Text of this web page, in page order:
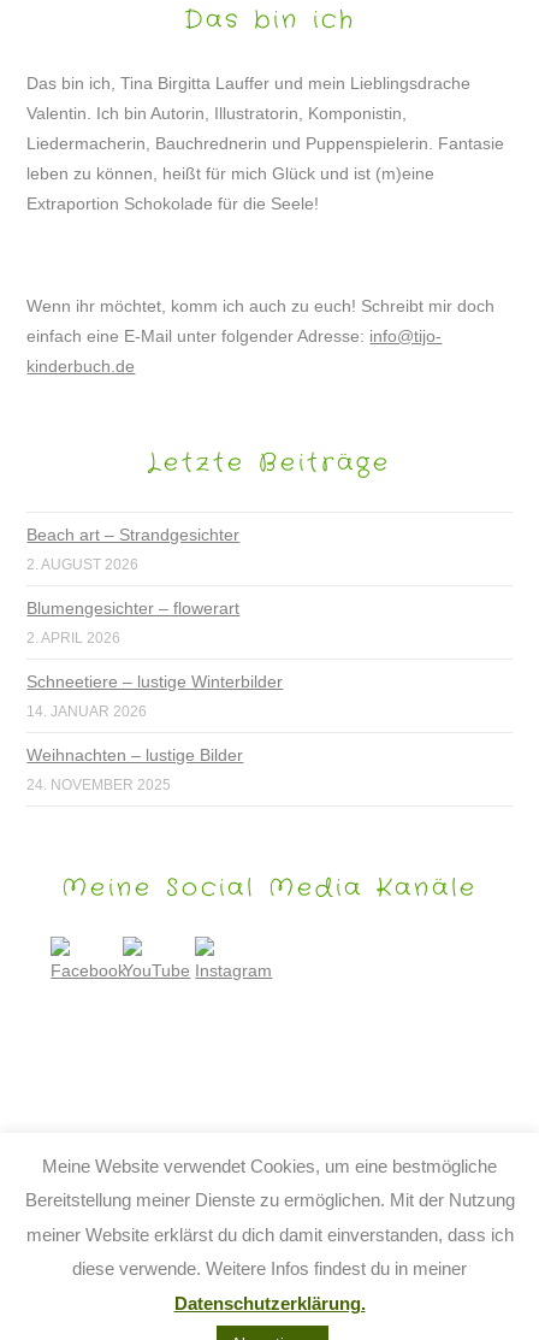
Das bin ich
Das bin ich, Tina Birgitta Lauffer und mein Lieblingsdrache
Valentin. Ich bin Autorin, Illustratorin, Komponistin,
Liedermacherin, Bauchrednerin und Puppenspielerin. Fantasie
leben zu können, heißt für mich Glück und ist (m)eine
Extraportion Schokolade für die Seele!
Wenn ihr möchtet, komm ich auch zu euch! Schreibt mir doch
einfach eine E-Mail unter folgender Adresse: info@tijo-
kinderbuch.de
Letzte Beiträge
Beach art – Strandgesichter
2. AUGUST 2026
Blumengesichter – flowerart
2. APRIL 2026
Schneetiere – lustige Winterbilder
14. JANUAR 2026
Weihnachten – lustige Bilder
24. NOVEMBER 2025
Meine Social Media Kanäle
Meine Website verwendet Cookies, um eine bestmögliche
Bereitstellung meiner Dienste zu ermöglichen. Mit der Nutzung
meiner Website erklärst du dich damit einverstanden, dass ich
diese verwende. Weitere Infos findest du in meiner
Datenschutzerklärung.